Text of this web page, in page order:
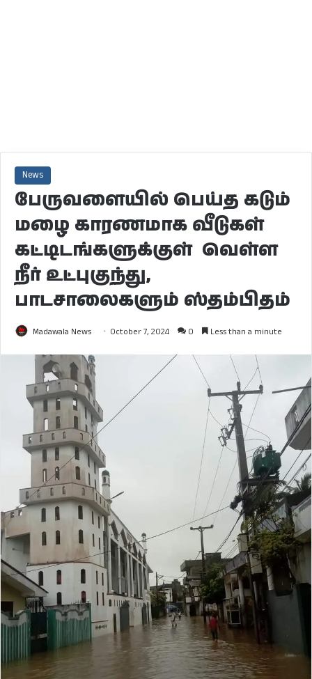
News
பேருவளையில் பெய்த கடும்
மழை காரணமாக வீடுகள்
கட்டிடங்களுக்குள் வெள்ள
நீர் உட்புகுந்து,
பாடசாலைகளும் ஸ்தம்பிதம்
Madawala News October 7, 2024 0 Less than a minute